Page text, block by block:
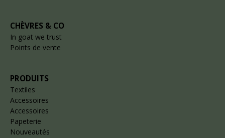
CHÈVRES & CO
In goat we trust
Points de vente
PRODUITS
Textiles
Accessoires
Accessoires
Papeterie
Nouveautés